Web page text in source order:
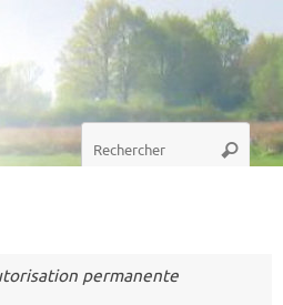
Recherche
pour
permanente